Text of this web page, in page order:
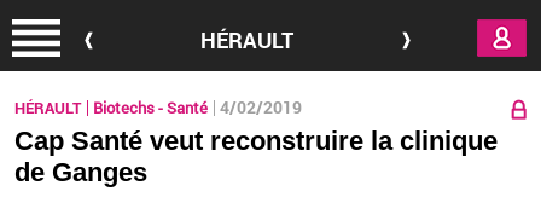
HÉRAULT
HÉRAULT Biotechs - Santé 4/02/2019
Cap Santé veut reconstruire la clinique
de Ganges